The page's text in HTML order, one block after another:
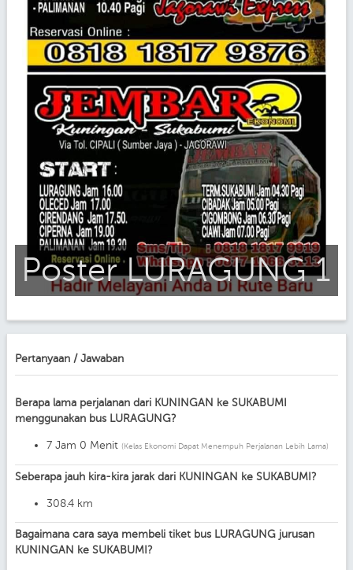
Poster LURAGUNG 1
Pertanyaan / Jawaban
Berapa lama perjalanan dari KUNINGAN ke SUKABUMI
menggunakan bus LURAGUNG?
7 Jam 0 Menit (Kelas Ekonomi Dapat Menempuh Perjalanan Lebih Lama)
Seberapa jauh kira-kira jarak dari KUNINGAN ke SUKABUMI?
308.4 km
Bagaimana cara saya membeli tiket bus LURAGUNG jurusan
KUNINGAN ke SUKABUMI?